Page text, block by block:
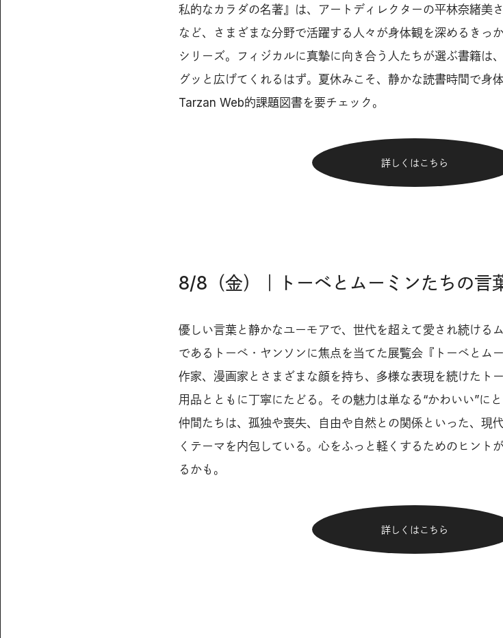
私的なカラダの名著』は、アートディレクターの平林奈緒美
など、さまざまな分野で活躍する人々が身体観を深めるきっ
シリーズ。フィジカルに真摯に向き合う人たちが選ぶ書籍は
グッと広げてくれるはず。夏休みこそ、静かな読書時間で身
Tarzan Web的課題図書を要チェック。
詳しくはこちら
8/8（金）｜トーベとムーミンたちの言
優しい言葉と静かなユーモアで、世代を超えて愛され続ける
であるトーベ・ヤンソンに焦点を当てた展覧会『トーベとム
作家、漫画家とさまざまな顔を持ち、多様な表現を続けたト
用品とともに丁寧にたどる。その魅力は単なる“かわいい”に
仲間たちは、孤独や喪失、自由や自然との関係といった、現
くテーマを内包している。心をふっと軽くするためのヒント
るかも。
詳しくはこちら